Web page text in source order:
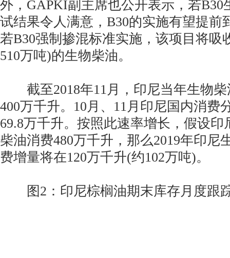
外，GAPKI副主席也公开表示，若B30
试结果令人满意，B30的实施有望提前
若B30强制掺混标准实施，该项目将吸
510万吨)的生物柴油。
截至2018年11月，印尼当年生物柴
400万千升。10月、11月印尼国内消费
69.8万千升。按照此速率增长，假设印
柴油消费480万千升，那么2019年印尼
费增量将在120万千升(约102万吨)。
图2：印尼棕榈油期末库存月度跟